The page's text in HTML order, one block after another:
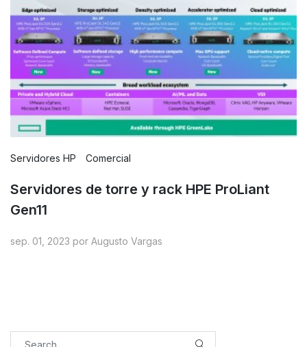
Servidores HP Comercial
Servidores de torre y rack HPE ProLiant
Gen11
sep. 01, 2023 por Augusto Vargas